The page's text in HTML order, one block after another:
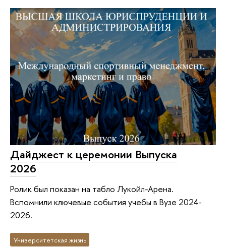
Дайджест к церемонии Выпуска
2026
Ролик был показан на табло Лукойл-Арена.
Вспомнили ключевые события учебы в Вузе 2024-
2026.
Университетская жизнь